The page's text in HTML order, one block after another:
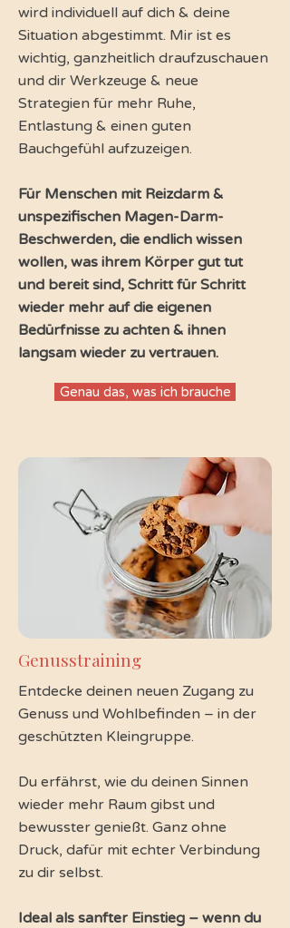
wird individuell auf dich & deine
Situation abgestimmt. Mir ist es
wichtig, ganzheitlich draufzuschauen
und dir Werkzeuge & neue
Strategien für mehr Ruhe,
Entlastung & einen guten
Bauchgefühl aufzuzeigen.
Für Menschen mit Reizdarm &
unspezifischen Magen-Darm-
Beschwerden, die endlich wissen
wollen, was ihrem Körper gut tut
und bereit sind, Schritt für Schritt
wieder mehr auf die eigenen
Bedürfnisse zu achten & ihnen
langsam wieder zu vertrauen.
Genau das, was ich brauche
Genusstraining
Entdecke deinen neuen Zugang zu
Genuss und Wohlbefinden – in der
geschützten Kleingruppe.
Du erfährst, wie du deinen Sinnen
wieder mehr Raum gibst und
bewusster genießt. Ganz ohne
Druck, dafür mit echter Verbindung
zu dir selbst.
Ideal als sanfter Einstieg – wenn du